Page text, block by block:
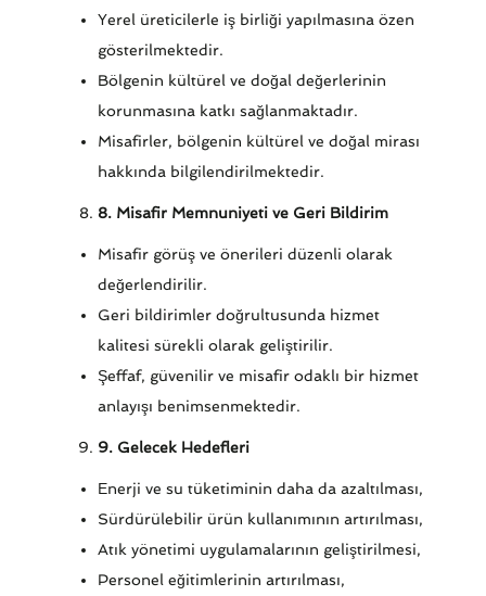
Yerel üreticilerle iş birliği yapılmasına özen
gösterilmektedir.
Bölgenin kültürel ve doğal değerlerinin
korunmasına katkı sağlanmaktadır.
Misafirler, bölgenin kültürel ve doğal mirası
hakkında bilgilendirilmektedir.
8. Misafir Memnuniyeti ve Geri Bildirim
Misafir görüş ve önerileri düzenli olarak
değerlendirilir.
Geri bildirimler doğrultusunda hizmet
kalitesi sürekli olarak geliştirilir.
Şeffaf, güvenilir ve misafir odaklı bir hizmet
anlayışı benimsenmektedir.
9. Gelecek Hedefleri
Enerji ve su tüketiminin daha da azaltılması,
Sürdürülebilir ürün kullanımının artırılması,
Atık yönetimi uygulamalarının geliştirilmesi,
Personel eğitimlerinin artırılması,